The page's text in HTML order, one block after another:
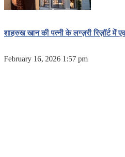
शाहरुख खान की पत्नी के लग्ज़री रिज़ॉर्ट में
February 16, 2026 1:57 pm